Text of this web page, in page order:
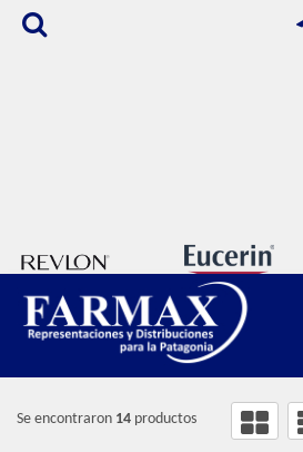
FILTROS
OFERTA COR INTENSA
Se encontraron 14 productos